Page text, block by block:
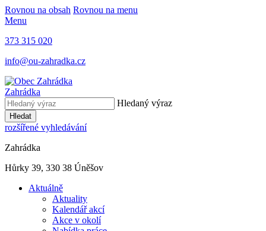
Rovnou na obsah Rovnou na menu
Menu
373 315 020
info@ou-zahradka.cz
Zahrádka
Hledaný výraz
Hledat
rozšířené vyhledávání
Zahrádka
Hůrky 39, 330 38 Úněšov
Aktuálně
Aktuality
Kalendář akcí
Akce v okolí